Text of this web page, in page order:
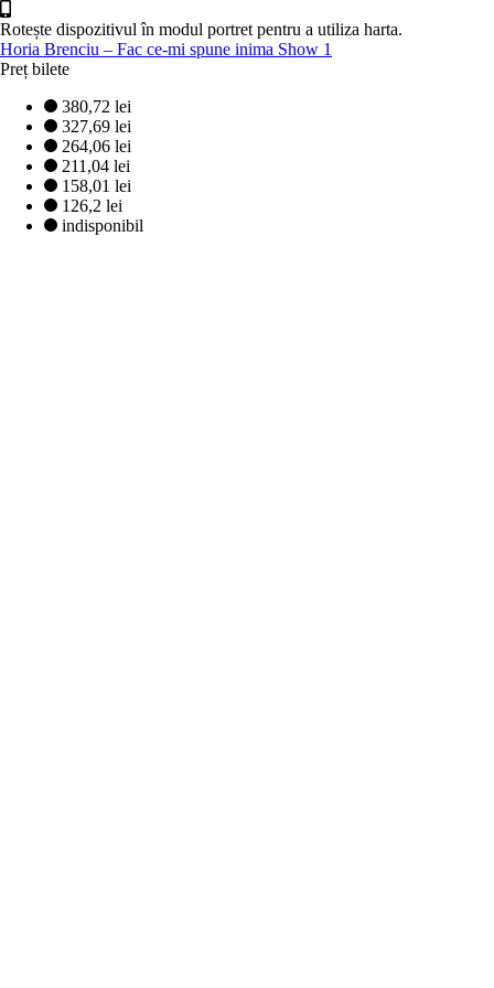
Rotește dispozitivul în modul portret pentru a utiliza harta.
Horia Brenciu – Fac ce-mi spune inima Show 1
Preț bilete
380,72 lei
327,69 lei
264,06 lei
211,04 lei
158,01 lei
126,2 lei
indisponibil